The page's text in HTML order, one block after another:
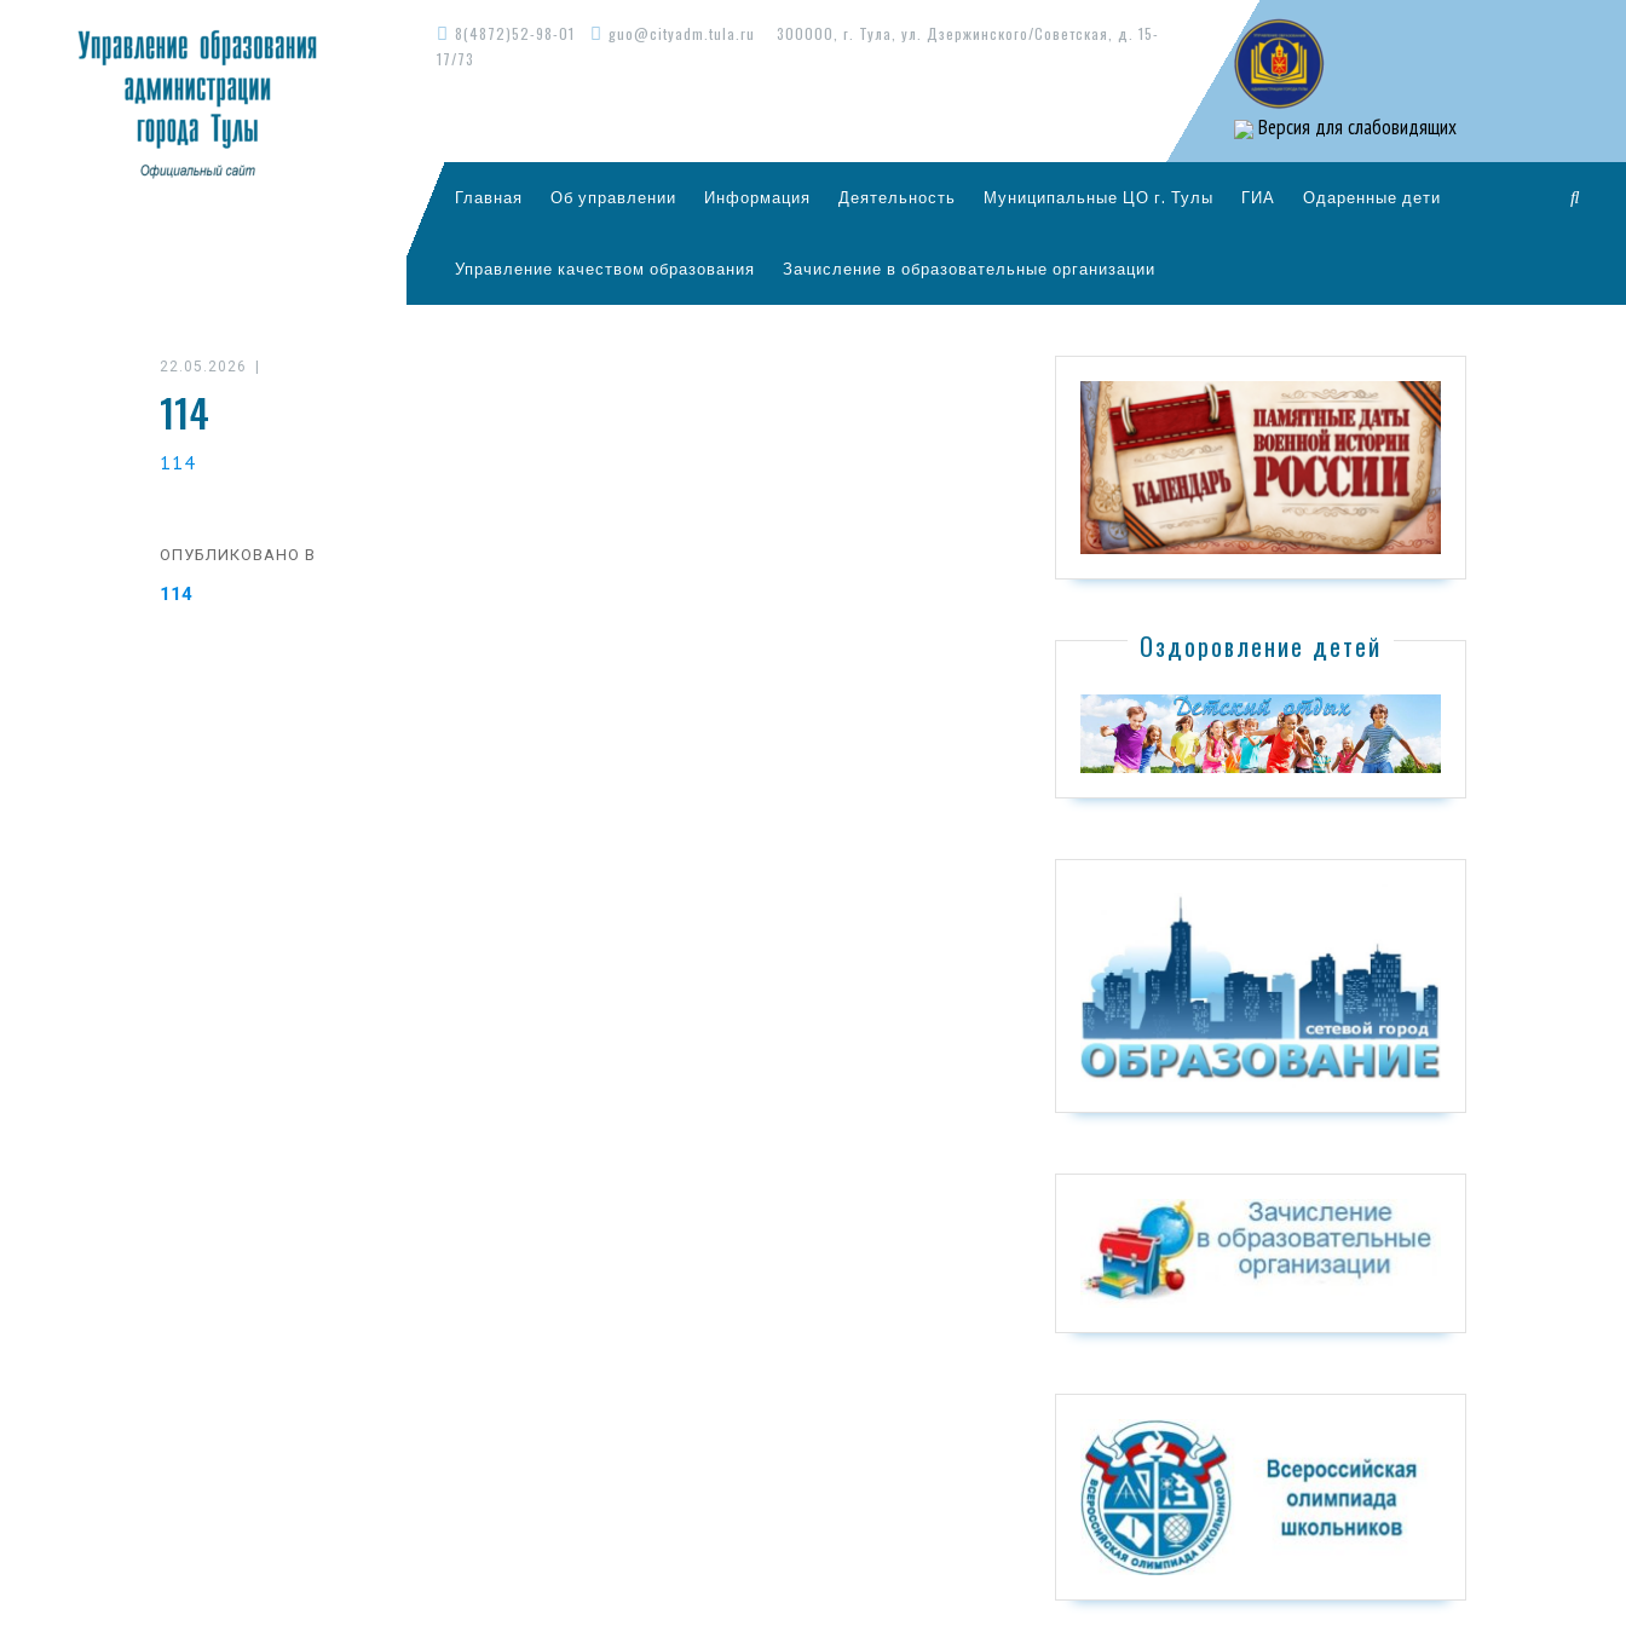
8(4872)52-98-01 guo@cityadm.tula.ru
300000, г. Тула, ул. Дзержинского/Советская, д. 15-
17/73
Версия для слабовидящих
Главная Об управлении Информация Деятельность Муниципальные ЦО г. Тулы ГИА Одаренные дети
Управление качеством образования Зачисление в образовательные организации
22.05.2026
114
114
ОПУБЛИКОВАНО В
114
Оздоровление детей